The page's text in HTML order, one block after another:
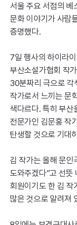
서울 주요 서점의 베
문화 이야기가 사람
증명했다.
7일 행사의 하이라
부산소설가협회 작
30분짜리 극으로 각
작가로서 느끼는 문
색다르다. 특히 부산
전문가인 김문홍 작
탄생할 것으로 기대
김 작가는 올해 문인
도와주겠다”고 선뜻
회원이기도 한 김 작
많은 것으로 알려져